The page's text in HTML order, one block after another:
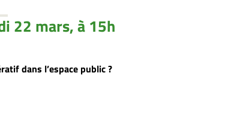
22 mars, à 15h
dans l’espace public ?